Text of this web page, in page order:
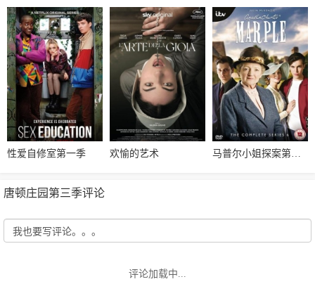
性爱自修室第一季 欢愉的艺术 马普尔小姐探案第六季
唐顿庄园第三季评论
评论加载中...